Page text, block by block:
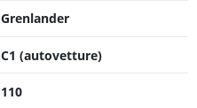
Grenlander
C1 (autovetture)
110